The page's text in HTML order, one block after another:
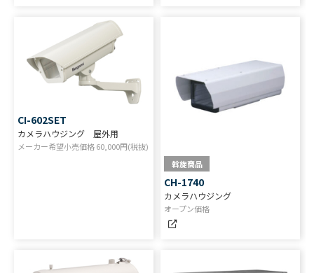
CI-602SET
カメラハウジング 屋外用
メーカー希望小売価格60,000円(税抜)
斡旋商品
CH-1740
カメラハウジング
オープン価格